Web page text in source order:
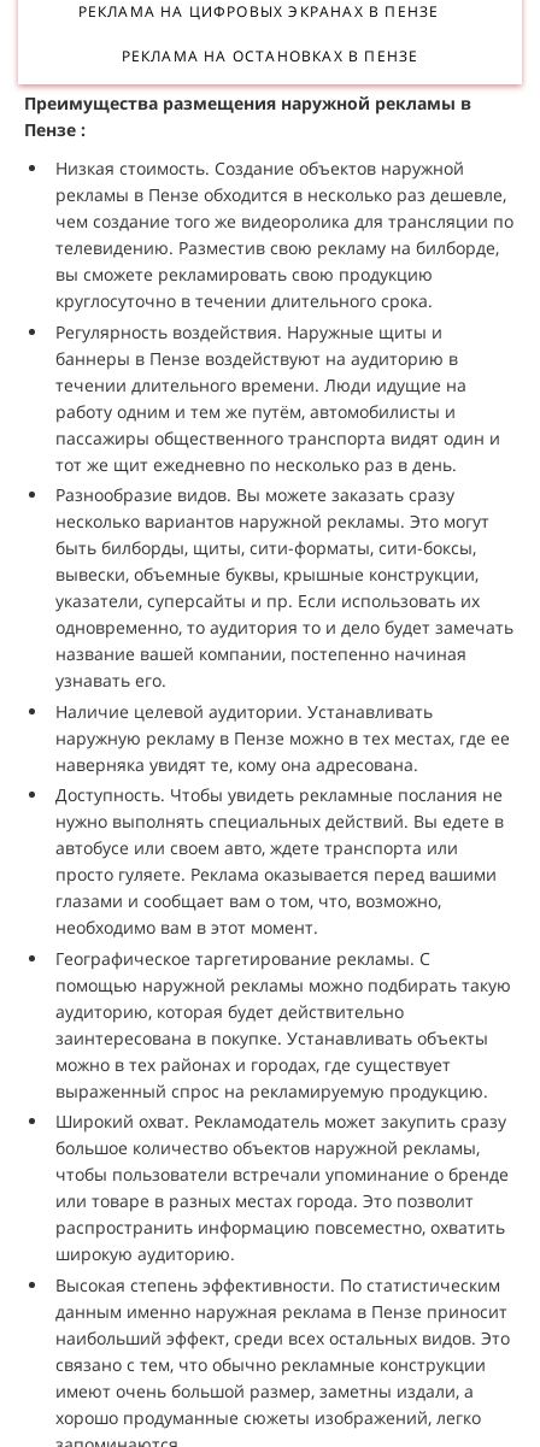
РЕКЛАМА НА ЦИФРОВЫХ ЭКРАНАХ В ПЕНЗЕ
РЕКЛАМА НА ОСТАНОВКАХ В ПЕНЗЕ
Преимущества размещения наружной рекламы в
Пензе :
Низкая стоимость. Создание объектов наружной
рекламы в Пензе обходится в несколько раз дешевле,
чем создание того же видеоролика для трансляции по
телевидению. Разместив свою рекламу на билборде,
вы сможете рекламировать свою продукцию
круглосуточно в течении длительного срока.
Регулярность воздействия. Наружные щиты и
баннеры в Пензе воздействуют на аудиторию в
течении длительного времени. Люди идущие на
работу одним и тем же путём, автомобилисты и
пассажиры общественного транспорта видят один и
тот же щит ежедневно по несколько раз в день.
Разнообразие видов. Вы можете заказать сразу
несколько вариантов наружной рекламы. Это могут
быть билборды, щиты, сити-форматы, сити-боксы,
вывески, объемные буквы, крышные конструкции,
указатели, суперсайты и пр. Если использовать их
одновременно, то аудитория то и дело будет замечать
название вашей компании, постепенно начиная
узнавать его.
Наличие целевой аудитории. Устанавливать
наружную рекламу в Пензе можно в тех местах, где ее
наверняка увидят те, кому она адресована.
Доступность. Чтобы увидеть рекламные послания не
нужно выполнять специальных действий. Вы едете в
автобусе или своем авто, ждете транспорта или
просто гуляете. Реклама оказывается перед вашими
глазами и сообщает вам о том, что, возможно,
необходимо вам в этот момент.
Географическое таргетирование рекламы. С
помощью наружной рекламы можно подбирать такую
аудиторию, которая будет действительно
заинтересована в покупке. Устанавливать объекты
можно в тех районах и городах, где существует
выраженный спрос на рекламируемую продукцию.
Широкий охват. Рекламодатель может закупить сразу
большое количество объектов наружной рекламы,
чтобы пользователи встречали упоминание о бренде
или товаре в разных местах города. Это позволит
распространить информацию повсеместно, охватить
широкую аудиторию.
Высокая степень эффективности. По статистическим
данным именно наружная реклама в Пензе приносит
наибольший эффект, среди всех остальных видов. Это
связано с тем, что обычно рекламные конструкции
имеют очень большой размер, заметны издали, а
хорошо продуманные сюжеты изображений, легко